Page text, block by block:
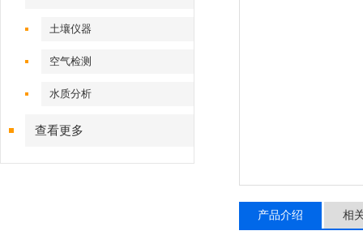
土壤仪器
空气检测
水质分析
查看更多
产品介绍 相